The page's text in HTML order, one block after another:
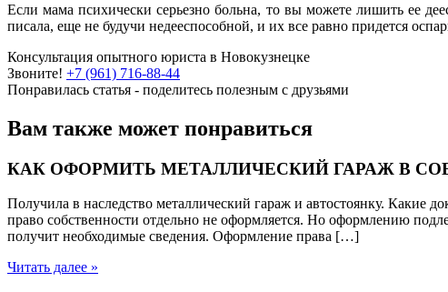
Если мама психически серьезно больна, то вы можете лишить ее
писала, еще не будучи недееспособной, и их все равно придется
Консультация опытного юриста в Новокузнецке
Звоните! +7 (961) 716-88-44
Понравилась статья - поделитесь полезным с друзьями
Вам также может понравиться
КАК ОФОРМИТЬ МЕТАЛЛИЧЕСКИЙ ГАРАЖ В
Получила в наследство металлический гараж и автостоянку.
право собственности отдельно не оформляется. Но оформлению
получит необходимые сведения. Оформление права […]
Читать далее »